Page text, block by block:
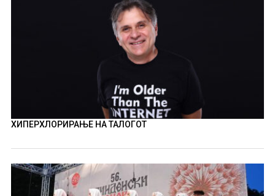
ХИПЕРХЛОРИРАЊЕ НА ТАЛОГОТ